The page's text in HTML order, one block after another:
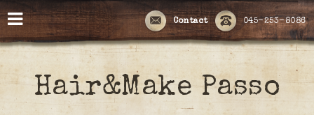
045-253-8086
Contact
Hair&Make Passo